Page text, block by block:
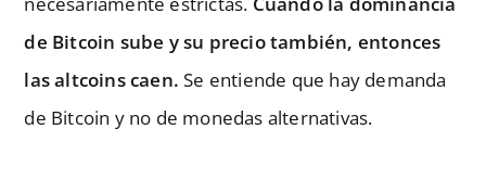
de Bitcoin sube y su precio también, entonces
las altcoins caen. Se entiende que hay demanda
de Bitcoin y no de monedas alternativas.